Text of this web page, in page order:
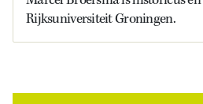
Rijksuniversiteit Groningen.